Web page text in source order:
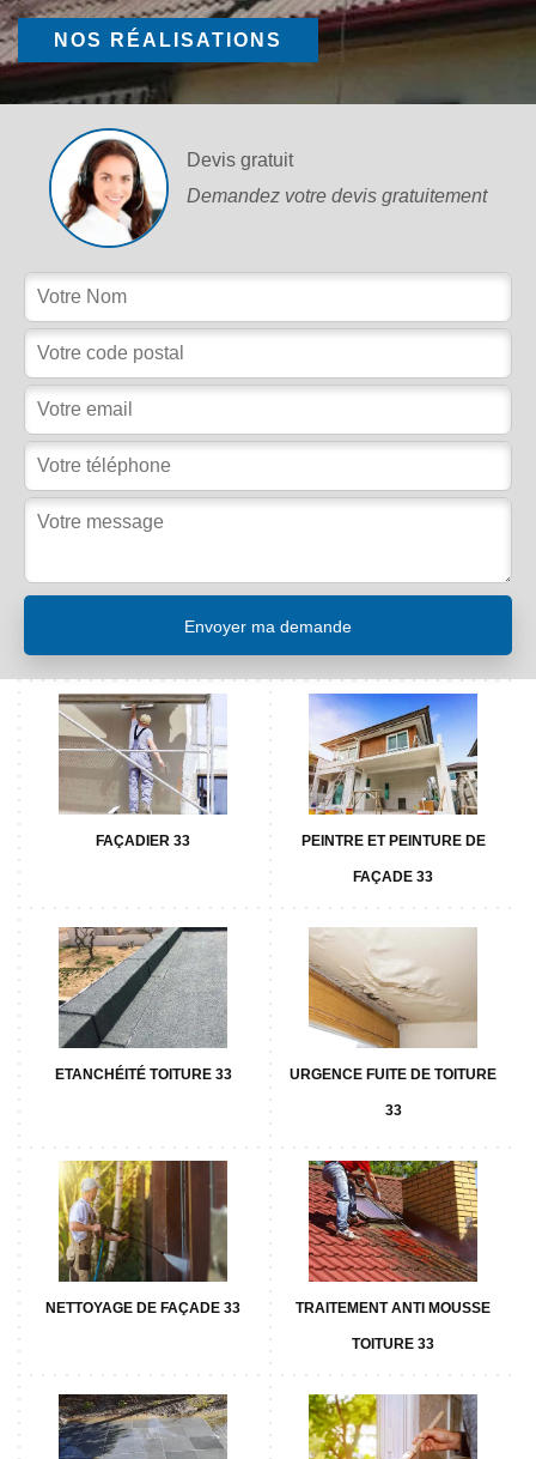
NOS RÉALISATIONS
Devis gratuit
Demandez votre devis gratuitement
FAÇADIER 33 PEINTRE ET PEINTURE DE
FAÇADE 33
ETANCHÉITÉ TOITURE 33 URGENCE FUITE DE TOITURE
33
NETTOYAGE DE FAÇADE 33 TRAITEMENT ANTI MOUSSE
TOITURE 33